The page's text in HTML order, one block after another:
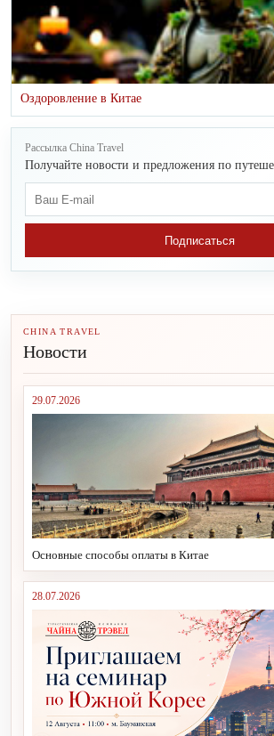
Оздоровление в Китае
Рассылка China Travel
Получайте новости и предложения по
Подписаться
CHINA TRAVEL
Новости
29.07.2026
Основные способы оплаты в Китае
28.07.2026